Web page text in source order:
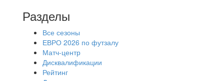
Разделы
Все сезоны
ЕВРО 2026 по футзалу
Матч-центр
Дисквалификации
Рейтинг